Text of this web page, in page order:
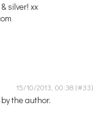
silver! xx
15/10/2013, 00:38
the author.